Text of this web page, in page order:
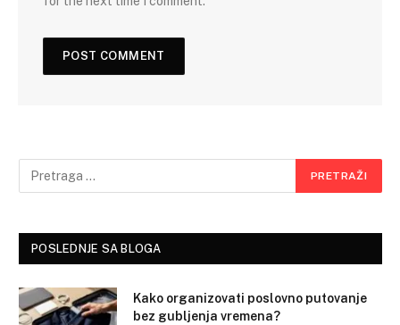
POSLEDNJE SA BLOGA
Kako organizovati poslovno putovanje
bez gubljenja vremena?